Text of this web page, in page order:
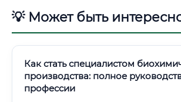
💡 Может быть
Как стать специалистом
производства: полное
профессии